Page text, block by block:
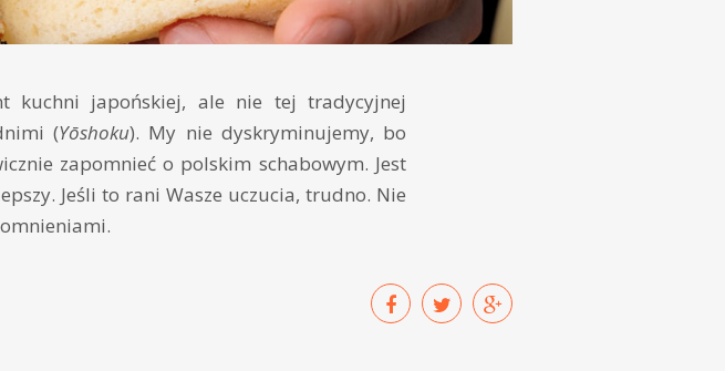
kuchni japońskiej, ale nie tej tradycyjnej
(Yōshoku). My nie dyskryminujemy, bo
zapomnieć o polskim schabowym. Jest
Jeśli to rani Wasze uczucia, trudno. Nie